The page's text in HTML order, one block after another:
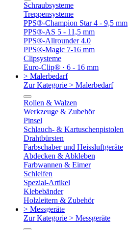
Schraubsysteme
Treppensysteme
PPS®-Champion Star 4 - 9,5 mm
PPS®-AS 5 - 11,5 mm
PPS®-Allrounder 4.0
PPS®-Magic 7-16 mm
Clipsysteme
Euro-Clip® · 6 - 16 mm
> Malerbedarf
Zur Kategorie > Malerbedarf
Rollen & Walzen
Werkzeuge & Zubehör
Pinsel
Schlauch- & Kartuschenpistolen
Drahtbürsten
Farbschaber und Heissluftgeräte
Abdecken & Abkleben
Farbwannen & Eimer
Schleifen
Spezial-Artikel
Klebebänder
Holzleitern & Zubehör
> Messgeräte
Zur Kategorie > Messgeräte